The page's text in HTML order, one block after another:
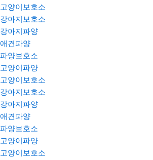
고양이보호소
강아지보호소
강아지파양
애견파양
파양보호소
고양이파양
고양이보호소
강아지보호소
강아지파양
애견파양
파양보호소
고양이파양
고양이보호소